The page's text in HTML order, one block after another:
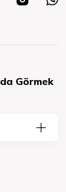
Görmek